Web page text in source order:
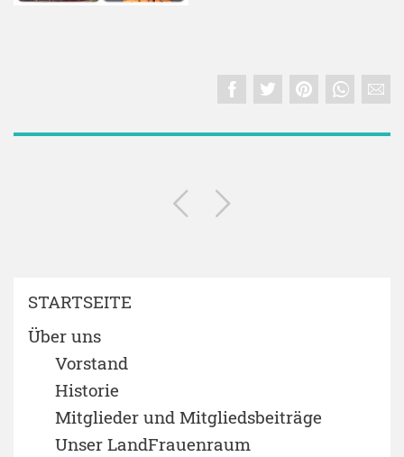
STARTSEITE
Über uns
Vorstand
Historie
Mitglieder und Mitgliedsbeiträge
Unser LandFrauenraum